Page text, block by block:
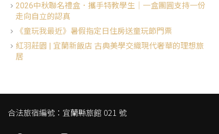
2026中秋聯名禮盒．攜手特教學生│一盒團圓支持一份
走向自立的認真
《童玩我最近》暑假指定日住房送童玩節門票
紅羽莊園 | 宜蘭新飯店 古典美學交織現代奢華的理想旅
居
合法旅宿編號：宜蘭縣旅館 021 號